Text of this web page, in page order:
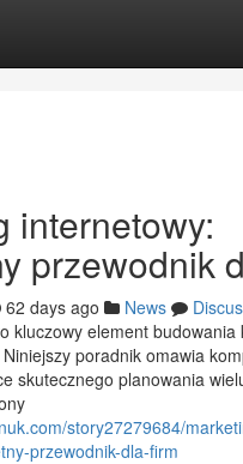
internetowy:
przewodnik
62 days ago News
kluczowy element budowania
poradnik omawia
skutecznego planowania
story27279684/
przewodnik-dla-firm